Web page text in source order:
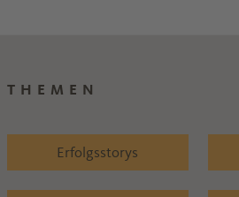
THEMEN
Erfolgsstorys